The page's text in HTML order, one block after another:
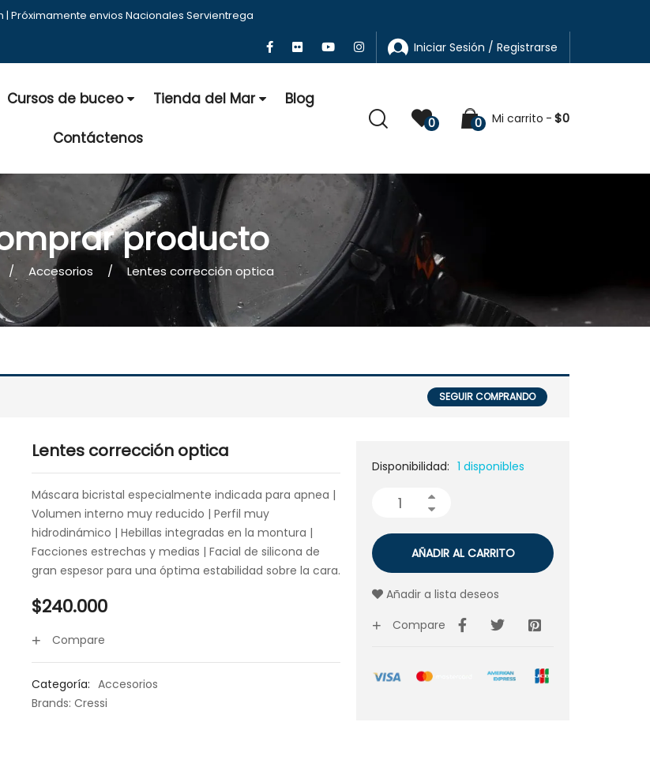
Próximamente envios Nacionales Servientrega
Iniciar Sesión / Registrarse
Cursos de buceo Tienda del Mar Blog
Contáctenos
0 0 Mi carrito $0
producto
Accesorios Lentes corrección optica
SEGUIR COMPRANDO
Lentes corrección optica
Máscara bicristal especialmente indicada para apnea |
Volumen interno muy reducido | Perfil muy
hidrodinámico | Hebillas integradas en la montura |
Facciones estrechas y medias | Facial de silicona de
gran espesor para una óptima estabilidad sobre la cara.
$240.000
Compare
Categoría: Accesorios
Brands: Cressi
Disponibilidad: 1 disponibles
AÑADIR AL CARRITO
Añadir a lista deseos
Compare